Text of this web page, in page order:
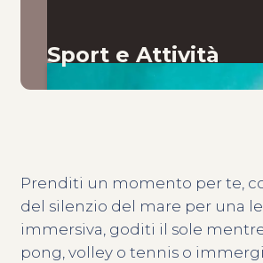
Sport e Attività
Prenditi un momento per te,
del silenzio del mare per una
immersiva, goditi il sole
pong, volley o tennis o